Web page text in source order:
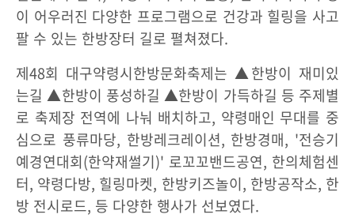
이 어우러진 다양한 프로그램으로 건강과 힐링을 사고
팔 수 있는 한방장터 길로 펼쳐졌다.
제48회 대구약령시한방문화축제는 ▲한방이 재미있
는길 ▲한방이 풍성하길 ▲한방이 가득하길 등 주제별
로 축제장 전역에 나눠 배치하고, 약령매인 무대를 중
심으로 풍류마당, 한방레크레이션, 한방경매, '전승기
예경연대회(한약재썰기)' 로꼬꼬밴드공연, 한의체험센
터, 약령다방, 힐링마켓, 한방키즈놀이, 한방공작소, 한
방 전시로드, 등 다양한 행사가 선보였다.